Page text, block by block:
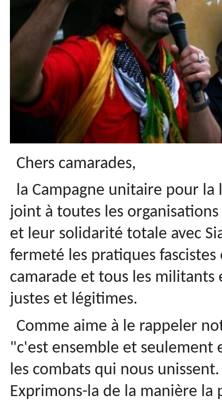
Chers camarades,
la Campagne unitaire pour
joint à toutes les
et leur solidarité totale avec
fermeté les pratiques
camarade et tous les militants
justes et légitimes.
Comme aime à le rappeler
"c'est ensemble et seulement
les combats qui nous
Exprimons-la de la manière